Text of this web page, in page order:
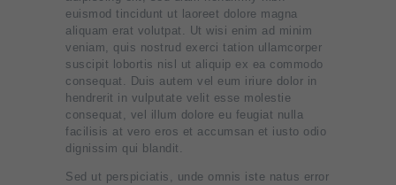
euismod tincidunt ut laoreet dolore magna
aliquam erat volutpat. Ut wisi enim ad minim
veniam, quis nostrud exerci tation ullamcorper
suscipit lobortis nisl ut aliquip ex ea commodo
consequat. Duis autem vel eum iriure dolor in
hendrerit in vulputate velit esse molestie
consequat, vel illum dolore eu feugiat nulla
facilisis at vero eros et accumsan et iusto odio
dignissim qui blandit.
Sed ut perspiciatis, unde omnis iste natus error